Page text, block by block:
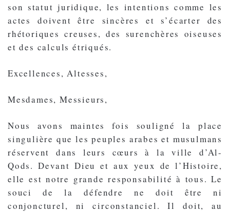
son statut juridique, les intentions comme les
actes doivent être sincères et s’écarter des
rhétoriques creuses, des surenchères oiseuses
et des calculs étriqués.
Excellences, Altesses,
Mesdames, Messieurs,
Nous avons maintes fois souligné la place
singulière que les peuples arabes et musulmans
réservent dans leurs cœurs à la ville d’Al-
Qods. Devant Dieu et aux yeux de l’Histoire,
elle est notre grande responsabilité à tous. Le
souci de la défendre ne doit être ni
conjoncturel, ni circonstanciel. Il doit, au